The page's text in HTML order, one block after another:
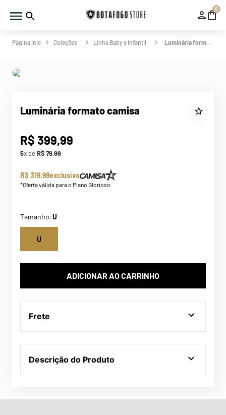
0
Coleções Linha Baby e Infantil Luminária formato camisa
Luminária formato camisa
R$ 399,99
5x deR$79,99
R$ 319,99exclusivo
*Oferta válida para o Plano Glorioso
Tamanho: U
U
ADICIONAR AO CARRINHO
Frete
Descrição do Produto